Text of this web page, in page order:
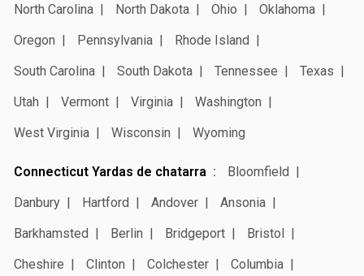
North Carolina
North Dakota Ohio
Oklahoma
Oregon
Pennsylvania
Rhode Island
South Carolina
South Dakota Tennessee
Texas
Utah
Vermont Virginia
Washington
West Virginia
Wisconsin Wyoming
Connecticut Yardas de chatarra
Bloomfield
Danbury
Hartford Andover
Ansonia
Barkhamsted
Berlin Bridgeport
Bristol
Cheshire
Clinton Colchester
Columbia